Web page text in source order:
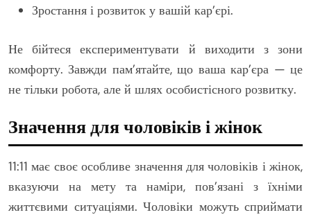
Зростання і розвиток у вашій кар’єрі.
Не бійтеся експериментувати й виходити з зони
комфорту. Завжди пам’ятайте, що ваша кар’єра — це
не тільки робота, але й шлях особистісного розвитку.
Значення для чоловіків і жінок
11:11 має своє особливе значення для чоловіків і жінок,
вказуючи на мету та наміри, пов’язані з їхніми
життєвими ситуаціями. Чоловіки можуть сприймати